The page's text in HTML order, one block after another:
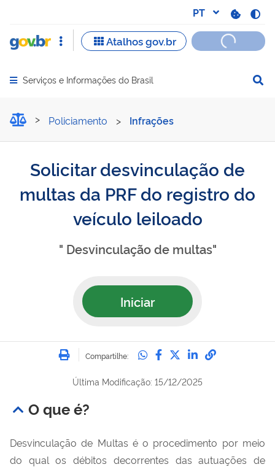
Abrir menu principal de navegação
Serviços e Informações do Brasil
Solicitar desvinculação
Policiamento > Infrações
Solicitar desvinculação de
multas da PRF do registro do
veículo leiloado
" Desvinculação de multas"
Iniciar
Imprimir
Compartilhe: Compartilhe no
Compartilhe no
Compartilhe no
Compartilhe
Última Modificação: 15/12/2025
O que é?
Desvinculação de Multas é o procedimento por meio
do qual os débitos decorrentes das autuações de